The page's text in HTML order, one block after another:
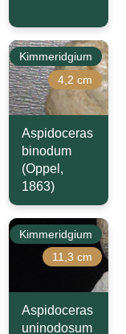
Kimmeridgium
4,2 cm
Aspidoceras
binodum
(Oppel,
1863)
Kimmeridgium
11,3 cm
Aspidoceras
uninodosum